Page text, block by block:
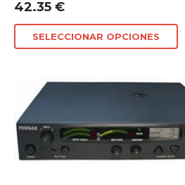
42.35 €
SELECCIONAR OPCIONES